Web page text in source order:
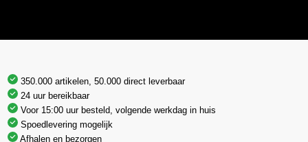
350.000 artikelen, 50.000 direct leverbaar
24 uur bereikbaar
Voor 15:00 uur besteld, volgende werkdag in huis
Spoedlevering mogelijk
Afhalen en bezorgen